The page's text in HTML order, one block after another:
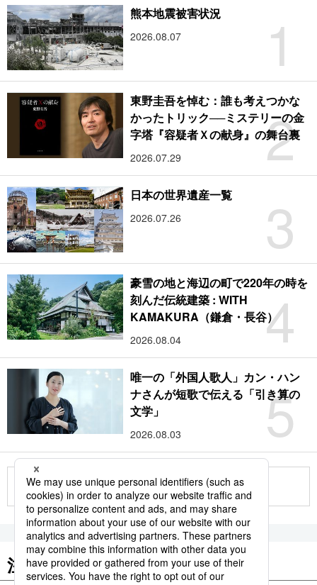
1
熊本地震被害状況
2026.08.07
2
東野圭吾を悼む：誰も考えつかな
かったトリック──ミステリーの金
字塔『容疑者Ｘの献身』の舞台裏
2026.07.29
3
日本の世界遺産一覧
2026.07.26
4
豪雪の地と海辺の町で220年の時を
刻んだ伝統建築 : WITH
KAMAKURA（鎌倉・長谷）
2026.08.04
5
唯一の「外国人歌人」カン・ハン
ナさんが短歌で伝える「引き算の
文学」
2026.08.03
もっと見る
注目のキーワード